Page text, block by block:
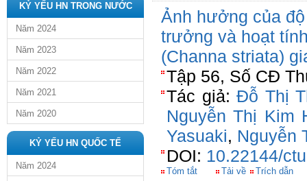
KỶ YẾU HN TRONG NƯỚC
Năm 2024
Năm 2023
Năm 2022
Năm 2021
Năm 2020
KỶ YẾU HN QUỐC TẾ
Năm 2024
Ảnh hưởng của
trưởng và hoạt
(Channa striata)
Tập 56, Số CĐ
Tác giả: Đỗ Thị
Nguyễn Thị Kim
Yasuaki, Nguyễn
DOI: 10.22144/
Tóm tắt Tải về Trích dẫn